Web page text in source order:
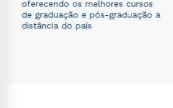
oferecendo os melhores cursos
de graduação e pós-graduação a
distância do país